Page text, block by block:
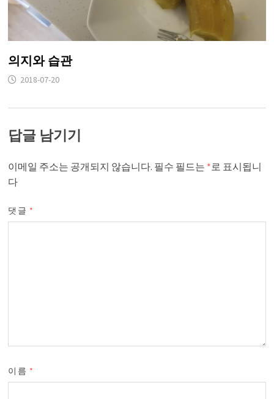
의지와 습관
2018-07-20
답글 남기기
이메일 주소는 공개되지 않습니다. 필수 필드는 *로 표시됩니
다
댓글 *
이름 *